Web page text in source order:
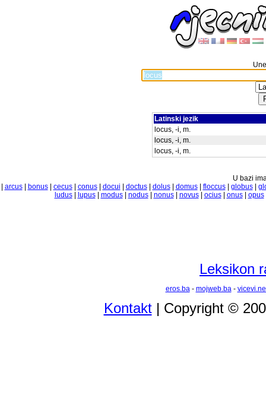
Latinski jezik
locus, -i, m.
locus, -i, m.
locus, -i, m.
U bazi
arcus| bonus| cecus| conus| docui doctus| dolus| domus| floccus| globus|
ludus| lupus| modus| nodus| nonus| novus| ocius| onus| opus
Leksikon
eros.ba- mojweb.ba-
Kontakt| Copyright ©